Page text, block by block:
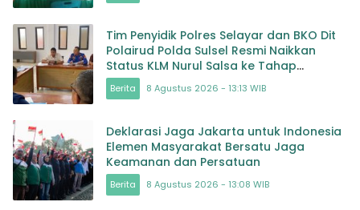
Tim Penyidik Polres Selayar dan BKO Dit
Polairud Polda Sulsel Resmi Naikkan
Status KLM Nurul Salsa ke Tahap
Penyidikan
Berita 8 Agustus 2026 - 13:13 WIB
Deklarasi Jaga Jakarta untuk Indonesia
Elemen Masyarakat Bersatu Jaga
Keamanan dan Persatuan
Berita 8 Agustus 2026 - 13:08 WIB